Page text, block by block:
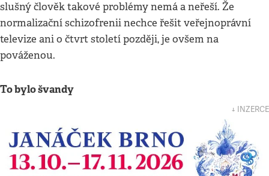
slušný člověk takové problémy nemá a neřeší. Že
normalizační schizofrenii nechce řešit veřejnoprávní
televize ani o čtvrt století později, je ovšem na
pováženou.
To bylo švandy
↓ INZERCE